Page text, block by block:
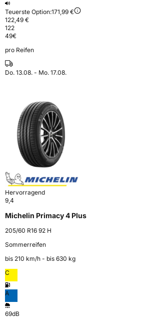
Teuerste Option:171,99 €
122,49 €
122
49€
pro Reifen
Do. 13.08. - Mo. 17.08.
Hervorragend
9,4
Michelin Primacy 4 Plus
205/60 R16 92 H
Sommerreifen
bis 210 km⁠/⁠h - bis 630 kg
C
A
69dB